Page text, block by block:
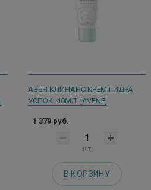
АВЕН КЛИНАНС КРЕМ ГИДРА
УСПОК. 40МЛ. [AVENE]
1 379 руб.
шт
В КОРЗИНУ